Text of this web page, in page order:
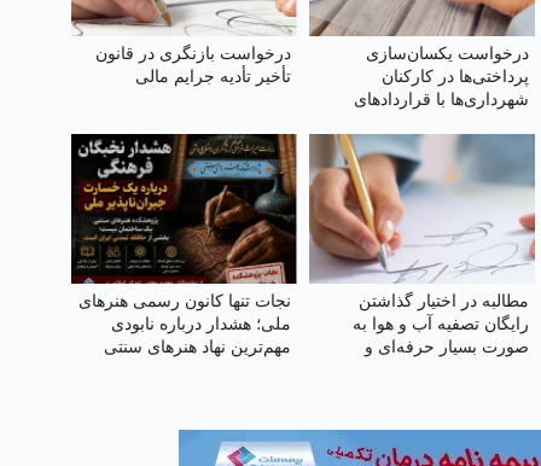
درخواست یکسان‌سازی
پرداختی‌ها در کارکنان
شهرداری‌ها با قراردادهای
درخواست بازنگری در قانون
تأخیر تأدیه جرایم مالی
مطالبه در اختیار گذاشتن
رایگان تصفیه آب و هوا به‌
صورت بسیار حرفه‌ای و
نجات تنها کانون رسمی هنرهای
ملی؛ هشدار درباره نابودی
مهم‌ترین نهاد هنرهای سنتی